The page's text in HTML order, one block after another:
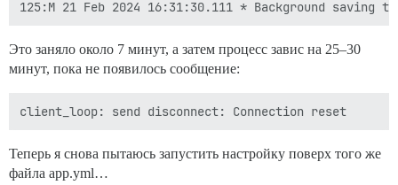
Это заняло около 7 минут, а затем процесс завис на 25–30
минут, пока не появилось сообщение:
Теперь я снова пытаюсь запустить настройку поверх того же
файла app.yml…